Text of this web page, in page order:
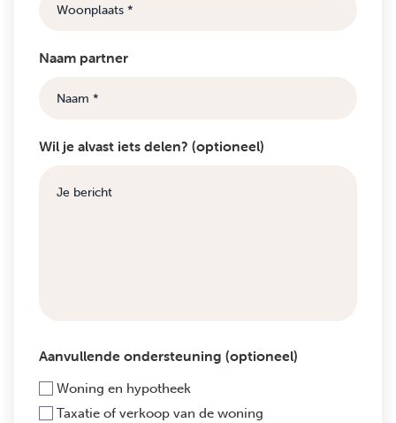
Naam partner
Wil je alvast iets delen? (optioneel)
Aanvullende ondersteuning (optioneel)
Woning en hypotheek
Taxatie of verkoop van de woning